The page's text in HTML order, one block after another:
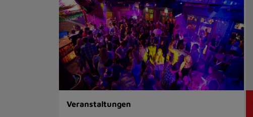
Veranstaltungen